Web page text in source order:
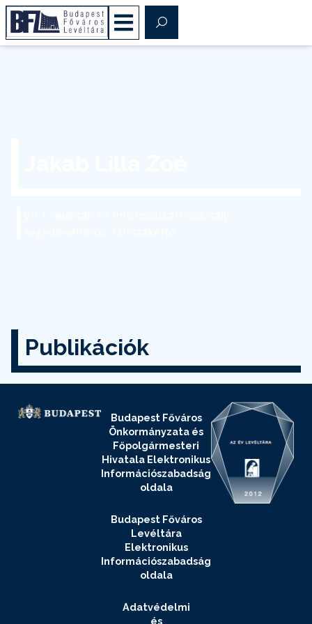
Publikációk
Budapest Főváros
Önkormányzata és
Főpolgármesteri
Hivatala Elektronikus
Információszabadság
oldala
Budapest Főváros
Levéltára
Elektronikus
Információszabadság
oldala
Adatvédelmi
és